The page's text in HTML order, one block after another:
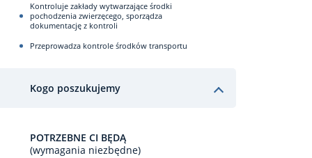
Kontroluje zakłady wytwarzające środki
pochodzenia zwierzęcego, sporządza
dokumentację z kontroli
Przeprowadza kontrole środków transportu
Kogo poszukujemy
POTRZEBNE CI BĘDĄ
(wymagania niezbędne)